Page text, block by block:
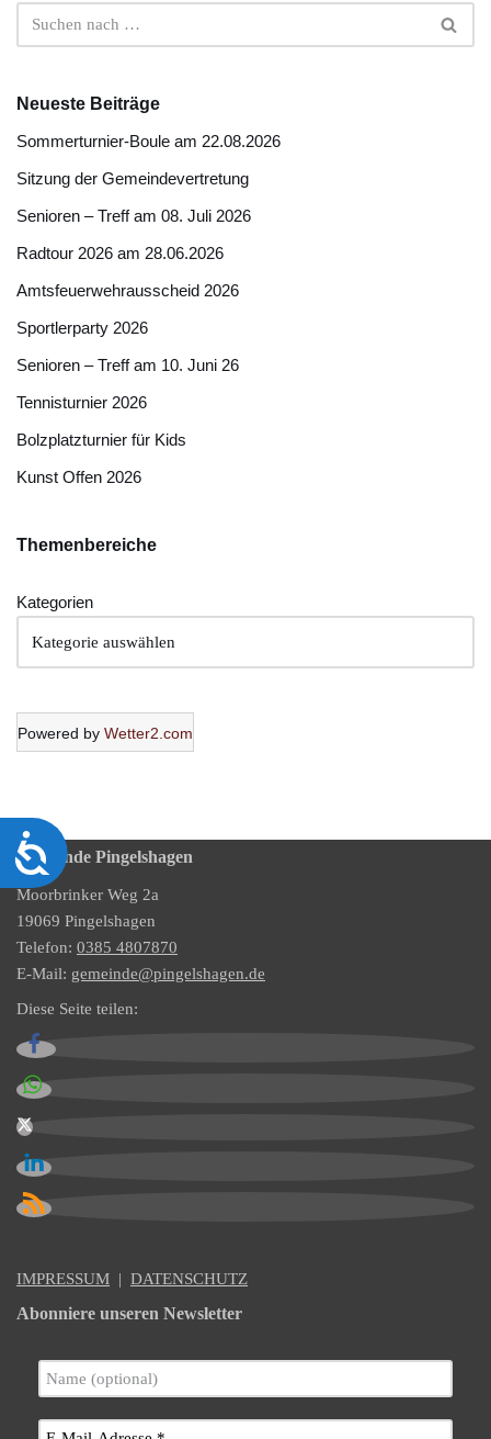
Barrierefreiheit
Neueste Beiträge
Sommerturnier-Boule am 22.08.2026
Sitzung der Gemeindevertretung
Senioren – Treff am 08. Juli 2026
Radtour 2026 am 28.06.2026
Amtsfeuerwehrausscheid 2026
Sportlerparty 2026
Senioren – Treff am 10. Juni 26
Tennisturnier 2026
Bolzplatzturnier für Kids
Kunst Offen 2026
Themenbereiche
Kategorien
Powered by Wetter2.com
Gemeinde Pingelshagen
Moorbrinker Weg 2a
19069 Pingelshagen
Telefon: 0385 4807870
E-Mail: gemeinde@pingelshagen.de
Diese Seite teilen:
IMPRESSUM | DATENSCHUTZ
Abonniere unseren Newsletter